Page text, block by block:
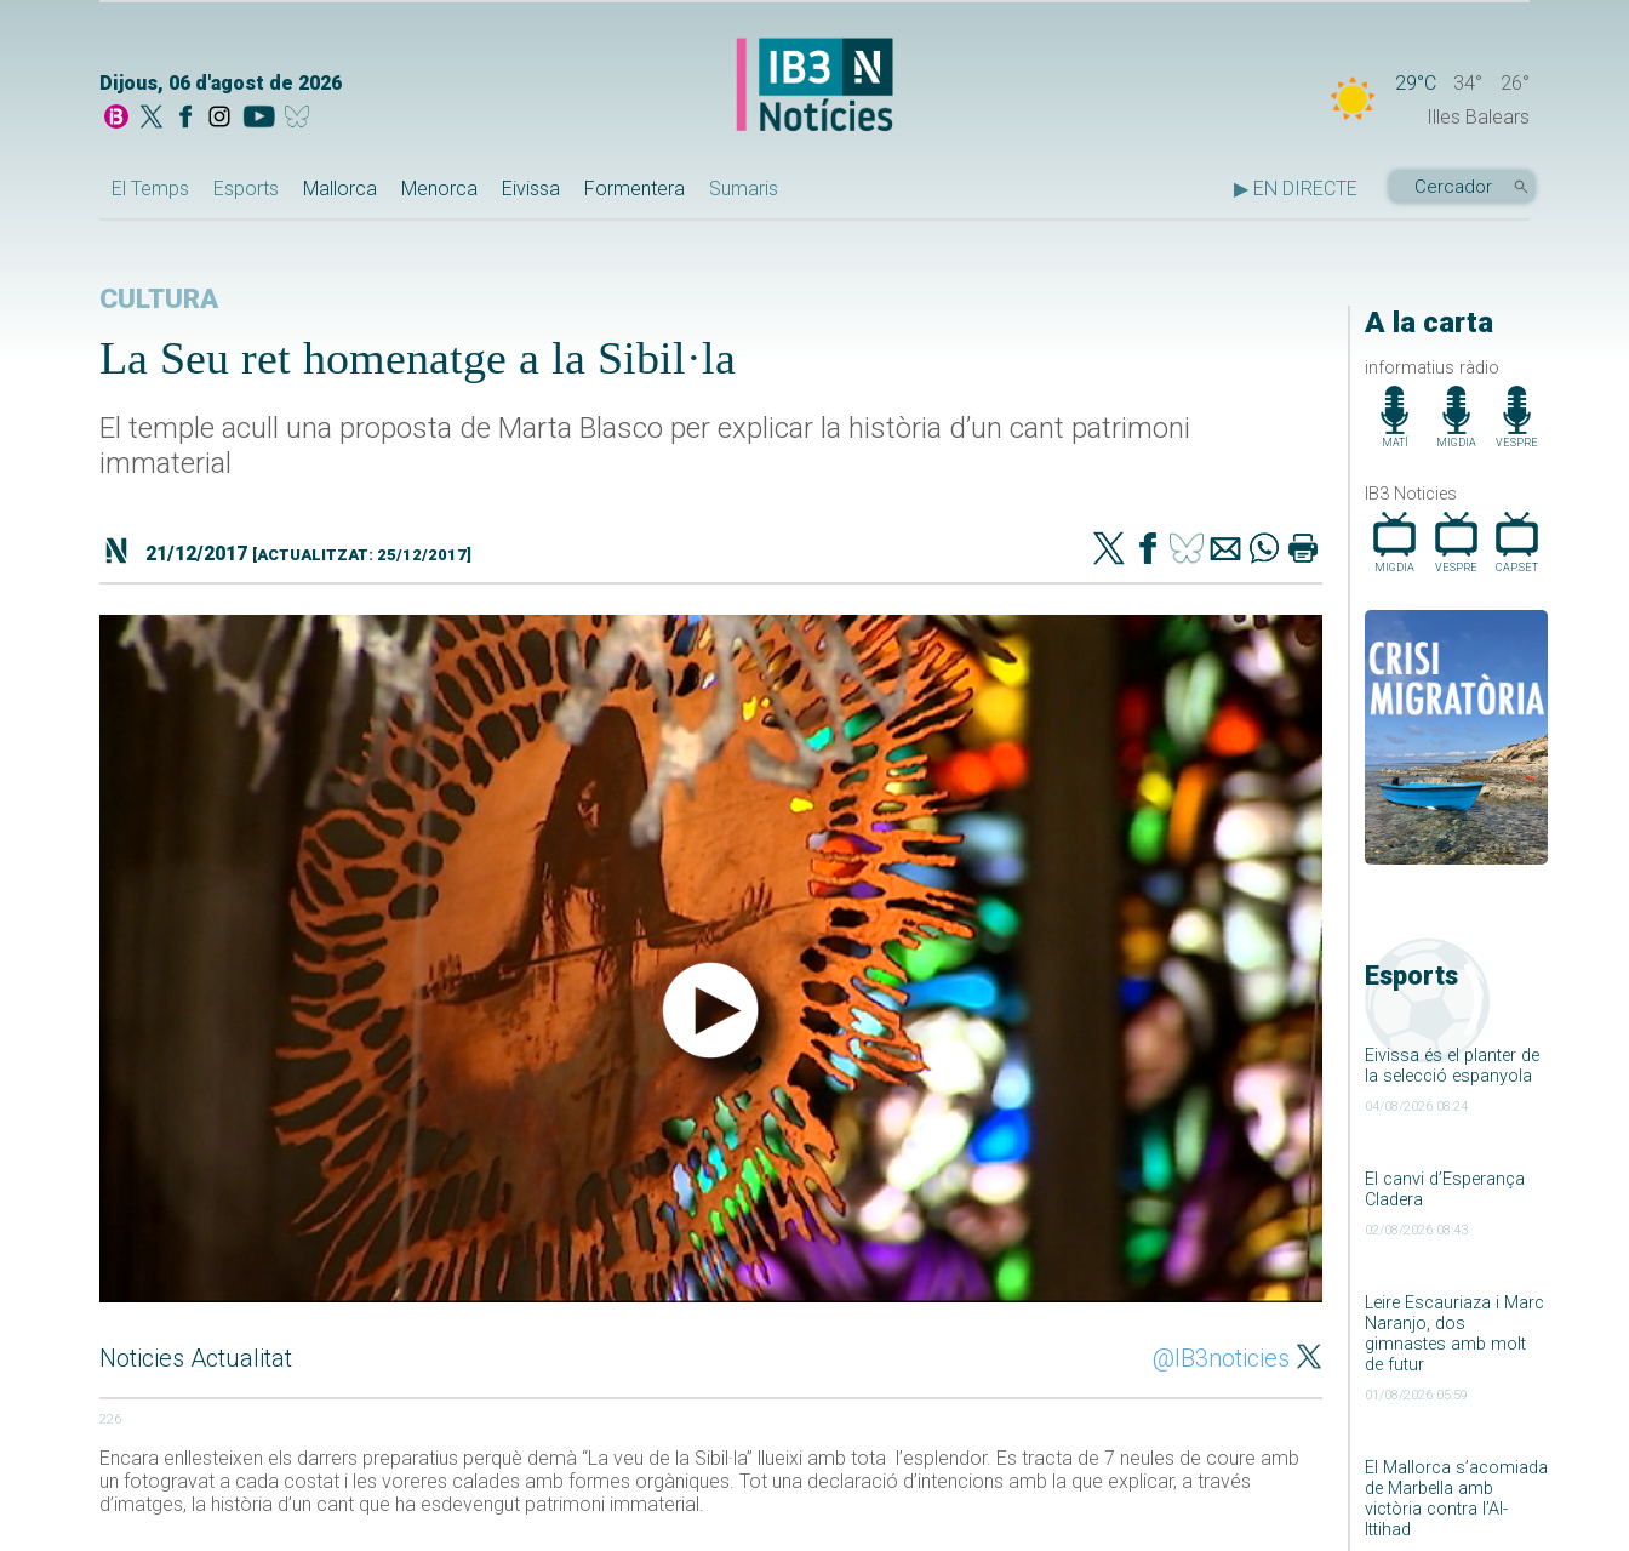
Dijous, 06 d'agost de 2026 29°C 34°
26°
Illes Balears
El Temps Esports Mallorca Menorca Eivissa Formentera Sumaris ▶ EN DIRECTE
A la carta
informatius ràdio
MATÍ MIGDIA VESPRE
IB3 Noticies
MIGDIA VESPRE CAP.SET
Esports
Eivissa és el planter de
la selecció espanyola
04/08/2026 08:24
El canvi d’Esperança
Cladera
02/08/2026 08:43
Leire Escauriaza i Marc
Naranjo, dos
gimnastes amb molt
de futur
01/08/2026 05:59
El Mallorca s’acomiada
de Marbella amb
victòria contra l’Al-
Ittihad
CULTURA
La Seu ret homenatge a la Sibil·la
El temple acull una proposta de Marta Blasco per explicar la història d’un cant patrimoni
immaterial
21/12/2017 [ACTUALITZAT: 25/12/2017]
Noticies Actualitat @IB3noticies
226
Encara enllesteixen els darrers preparatius perquè demà “La veu de la Sibil·la” llueixi amb tota l’esplendor. Es tracta de 7 neules de coure amb
un fotogravat a cada costat i les voreres calades amb formes orgàniques. Tot una declaració d’intencions amb la que explicar, a través
d’imatges, la història d’un cant que ha esdevengut patrimoni immaterial.